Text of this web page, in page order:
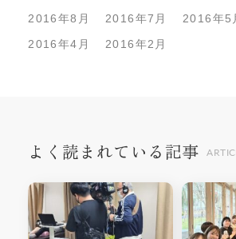
2016年8月
2016年7月
2016年5
2016年4月
2016年2月
よく読まれている記事